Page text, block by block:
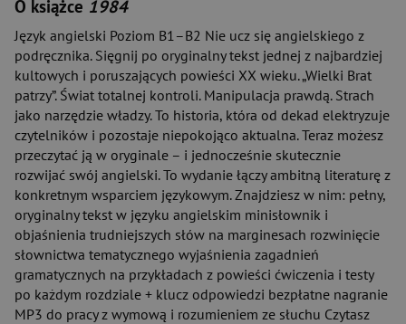
O książce 1984
Język angielski Poziom B1–B2 Nie ucz się angielskiego z
podręcznika. Sięgnij po oryginalny tekst jednej z najbardziej
kultowych i poruszających powieści XX wieku. „Wielki Brat
patrzy”. Świat totalnej kontroli. Manipulacja prawdą. Strach
jako narzędzie władzy. To historia, która od dekad elektryzuje
czytelników i pozostaje niepokojąco aktualna. Teraz możesz
przeczytać ją w oryginale – i jednocześnie skutecznie
rozwijać swój angielski. To wydanie łączy ambitną literaturę z
konkretnym wsparciem językowym. Znajdziesz w nim: pełny,
oryginalny tekst w języku angielskim minisłownik i
objaśnienia trudniejszych słów na marginesach rozwinięcie
słownictwa tematycznego wyjaśnienia zagadnień
gramatycznych na przykładach z powieści ćwiczenia i testy
po każdym rozdziale + klucz odpowiedzi bezpłatne nagranie
MP3 do pracy z wymową i rozumieniem ze słuchu Czytasz